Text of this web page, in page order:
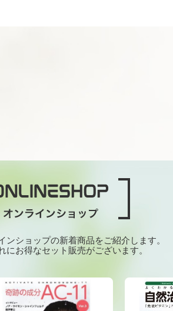
ンショップの新着商品をご紹介します。
にお得なセット販売がございます。